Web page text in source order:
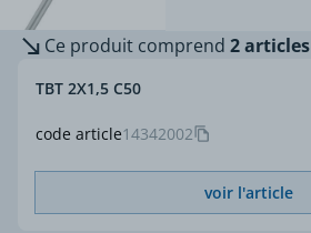
Ce produit comprend 2 articles
code article14342002
TBT 2X1,5 C50
voir l'article